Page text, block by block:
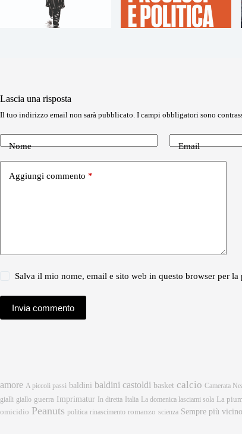
Lascia una risposta
Il tuo indirizzo email non sarà pubblicato. I campi obbligatori sono
Nome Email
Aggiungi commento *
Salva il mio nome, email e sito web in questo browser per
Invia commento
amore A piccoli passi baldini baldini castoldi basket calcio Camerata
gialli giallo guerra Imprimatur In diretta Italia La domenica lasciami sola La
omicidio Peanuts politica rinascimento romanzo scienza Sempre più vicino